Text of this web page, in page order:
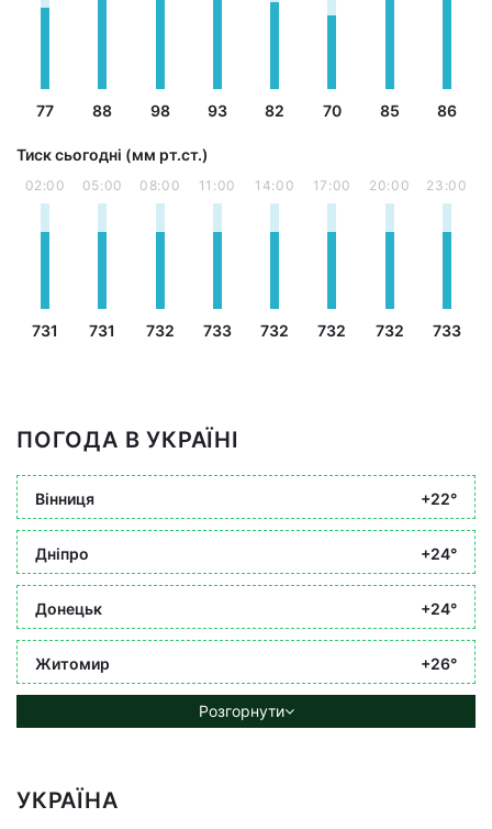
77 88 98 93 82 70 85 86
Тиск сьогодні (мм рт.ст.)
02:00
731
05:00
731
08:00
732
11:00
733
14:00
732
17:00
732
20:00
732
23:00
733
ПОГОДА В УКРАЇНІ
Вінниця +22°
Дніпро +24°
Донецьк +24°
Житомир +26°
Розгорнути
УКРАЇНА